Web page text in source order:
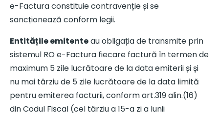
e-Factura constituie contravenție și se
sancționează conform legii.
Entitățile emitenteau obligația de transmite prin
sistemul RO e-Factura fiecare factură în termen de
maximum 5 zile lucrătoare de la data emiterii și și
nu mai târziu de 5 zile lucrătoare de la data limită
pentru emiterea facturii, conform art.319 alin.(16)
din Codul Fiscal (cel târziu a 15-a zi a lunii